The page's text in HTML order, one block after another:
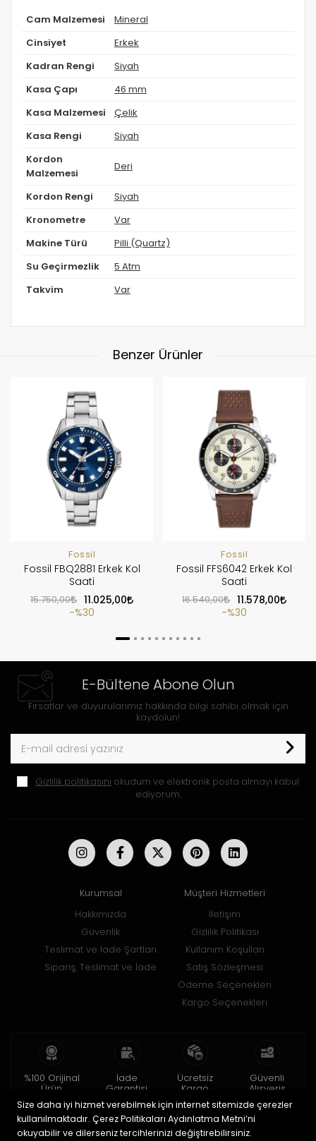
Cam Malzemesi Mineral
Cinsiyet Erkek
Kadran Rengi Siyah
Kasa Çapı 46 mm
Kasa Malzemesi Çelik
Kasa Rengi Siyah
Kordon
Malzemesi
Deri
Kordon Rengi Siyah
Kronometre Var
Makine Türü Pilli (Quartz)
Su Geçirmezlik 5 Atm
Takvim Var
Benzer Ürünler
Fossil
Fossil FBQ2881 Erkek Kol
Saati
15.750,00
11.025,00
%30
Fossil
Fossil FFS6042 Erkek Kol
Saati
16.540,00
11.578,00
%30
E-Bültene Abone Olun
Fırsatlar ve duyurularımız hakkında bilgi sahibi olmak için
kaydolun!
Gizlilik politikasını okudum ve elektronik posta almayı kabul
ediyorum.
Kurumsal
Hakkımızda
Güvenlik
Teslimat ve İade Şartları
Sipariş, Teslimat ve İade
Müşteri Hizmetleri
İletişim
Gizlilik Politikası
Kullanım Koşulları
Satış Sözleşmesi
Ödeme Seçenekleri
Kargo Seçenekleri
%100 Orijinal
Ürün
2 yıl garanti
İade
Garantisi
15 gün içinde
iade
Ücretsiz
Kargo
150 TL ve üzeri
Güvenli
Alışveriş
256bit SSL ile
Size daha iyi hizmet verebilmek için internet sitemizde çerezler
kullanılmaktadır. Çerez Politikaları Aydınlatma Metni’ni
okuyabilir ve dilerseniz tercihlerinizi değiştirebilirsiniz.